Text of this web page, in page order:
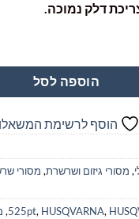
דלק נמוכה.
הוספה לסל
הוסף לרשימת
,מסורי גיזום ושרשרת,מסורי
525pt ,HUSQVARNA ,
,